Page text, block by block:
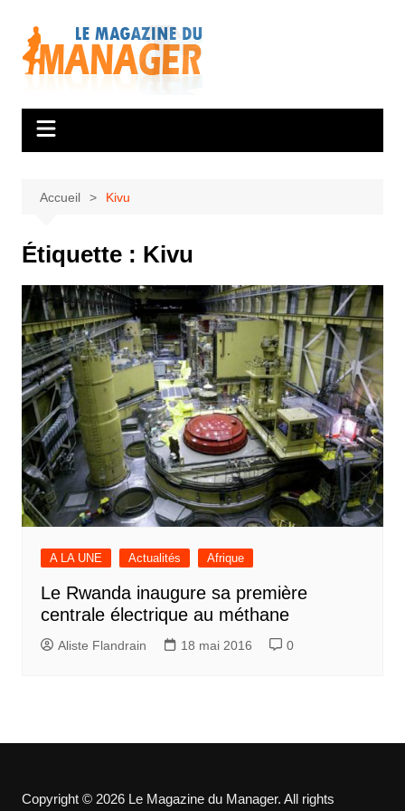
contenu
Accueil Kivu
Étiquette : Kivu
A LA UNE Actualités Afrique
Le Rwanda inaugure sa première
centrale électrique au méthane
Aliste Flandrain 18 mai 2016 0
Copyright © 2026 Le Magazine du Manager. All rights